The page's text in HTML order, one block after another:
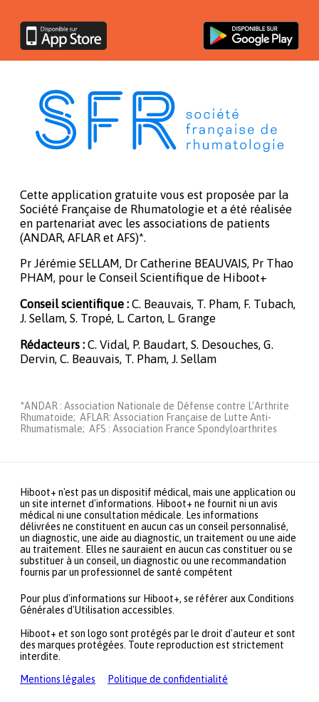
Cette application gratuite vous est proposée par la
Société Française de Rhumatologie et a été réalisée
en partenariat avec les associations de patients
(ANDAR, AFLAR et AFS)*.
Pr Jérémie SELLAM, Dr Catherine BEAUVAIS, Pr Thao
PHAM, pour le Conseil Scientifique de Hiboot+
Conseil scientifique : C. Beauvais, T. Pham, F. Tubach,
J. Sellam, S. Tropé, L. Carton, L. Grange
Rédacteurs : C. Vidal, P. Baudart, S. Desouches, G.
Dervin, C. Beauvais, T. Pham, J. Sellam
*ANDAR : Association Nationale de Défense contre L'Arthrite
Rhumatoide; AFLAR: Association Française de Lutte Anti-
Rhumatismale; AFS : Association France Spondyloarthrites
Hiboot+ n'est pas un dispositif médical, mais une application ou
un site internet d'informations. Hiboot+ ne fournit ni un avis
médical ni une consultation médicale. Les informations
délivrées ne constituent en aucun cas un conseil personnalisé,
un diagnostic, une aide au diagnostic, un traitement ou une aide
au traitement. Elles ne sauraient en aucun cas constituer ou se
substituer à un conseil, un diagnostic ou une recommandation
fournis par un professionnel de santé compétent
Pour plus d'informations sur Hiboot+, se référer aux Conditions
Générales d'Utilisation accessibles.
Hiboot+ et son logo sont protégés par le droit d'auteur et sont
des marques protégées. Toute reproduction est strictement
interdite.
Mentions légales
Politique de confidentialité